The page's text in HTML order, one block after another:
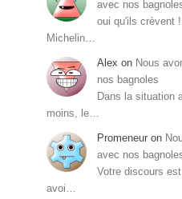
avec nos
oui qu'ils crèvent
Michelin…
Alex on Nous
nos bagnoles
Dans la situation
moins, le…
Promeneur on
avec nos
Votre discours
avoi…